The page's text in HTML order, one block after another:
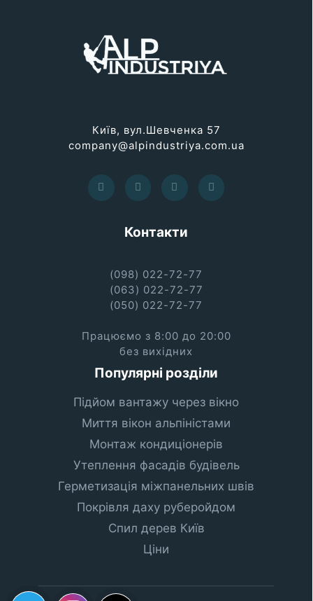
Київ, вул.Шевченка 57
company@alpindustriya.com.ua
Контакти
(098) 022-72-77
(063) 022-72-77
(050) 022-72-77
Працюємо з 8:00 до 20:00
без вихідних
Популярні розділи
Підйом вантажу через вікно
Миття вікон альпіністами
Монтаж кондиціонерів
Утеплення фасадів будівель
Герметизація міжпанельних швів
Покрівля даху руберойдом
Спил дерев Київ
Ціни